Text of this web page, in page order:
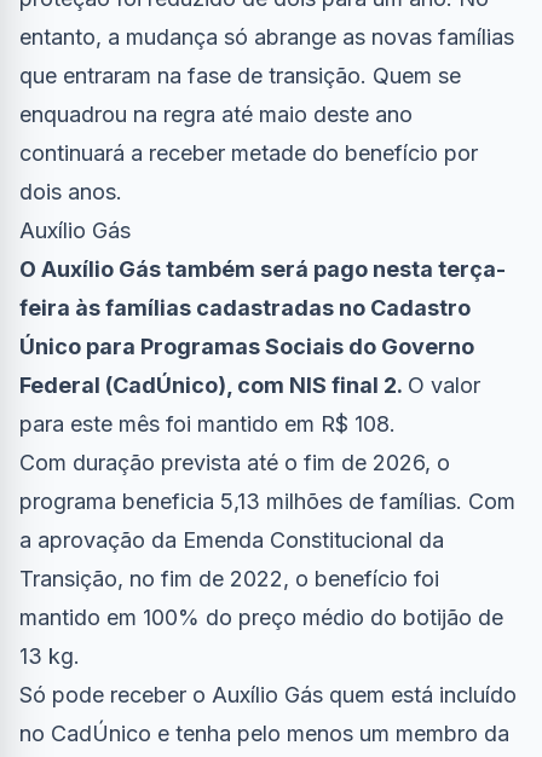
entanto, a mudança só abrange as novas famílias
que entraram na fase de transição. Quem se
enquadrou na regra até maio deste ano
continuará a receber metade do benefício por
dois anos.
Auxílio Gás
O Auxílio Gás também será pago nesta terça-
feira às famílias cadastradas no Cadastro
Único para Programas Sociais do Governo
Federal (CadÚnico), com NIS final 2. O valor
para este mês foi mantido em R$ 108.
Com duração prevista até o fim de 2026, o
programa beneficia 5,13 milhões de famílias. Com
a aprovação da Emenda Constitucional da
Transição, no fim de 2022, o benefício foi
mantido em 100% do preço médio do botijão de
13 kg.
Só pode receber o Auxílio Gás quem está incluído
no CadÚnico e tenha pelo menos um membro da